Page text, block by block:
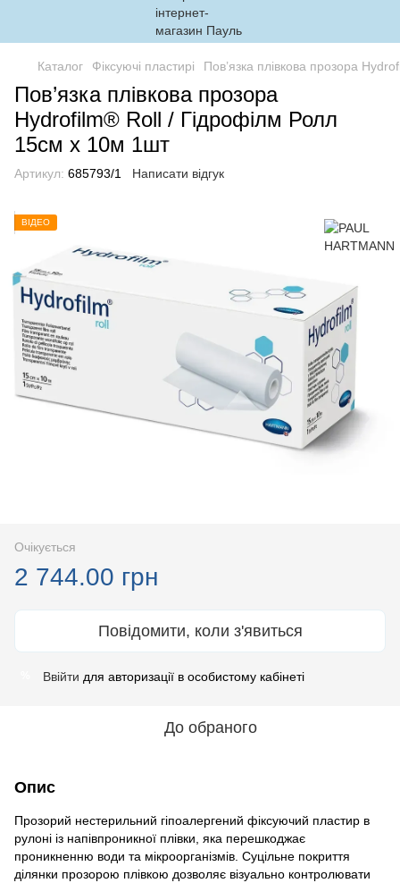
Каталог Фіксуючі пластирі Пов’язка плівкова прозора
Пов’язка плівкова прозора
Hydrofilm® Roll / Гідрофілм Ролл
15см х 10м 1шт
Артикул: 685793/1 Написати відгук
ВІДЕО
Очікується
2 744.00 грн
Повідомити, коли з'явиться
Ввійти для авторизації в особистому кабінеті
До обраного
Опис
Прозорий нестерильний гіпоалергений фіксуючий пластир в
рулоні із напівпроникної плівки, яка перешкоджає
проникненню води та мікроорганізмів. Суцільне покриття
ділянки прозорою плівкою дозволяє візуально контролювати